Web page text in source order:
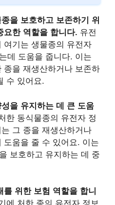
을 보호하고 보존하기 위
요한 역할을 합니다. 유전
여기는 생물종의 유전자
데 도움을 줍니다. 이는
종을 재생산하거나 보존하
수 있어요.
을 유지하는 데 큰 도움
한 동식물종의 유전자 정
그 종을 재생산하거나
도움을 줄 수 있어요. 이는
보호하고 유지하는 데 중
위한 보험 역할을 합니